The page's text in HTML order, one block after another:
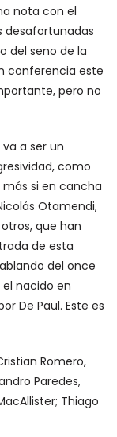
nota con el
desafortunadas
del seno de la
conferencia este
pero no
a ser un
como
más si en cancha
Otamendi,
que han
de esta
del once
nacido en
De Paul. Este es
Romero,
Paredes,
Thiago